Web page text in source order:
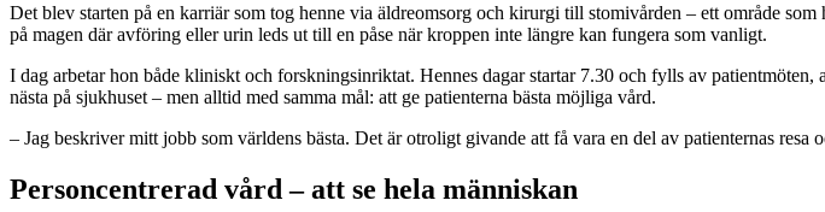
Det blev starten på en karriär som tog henne via äldreomsorg och kirurgi till stomivården – ett område
på magen där avföring eller urin leds ut till en påse när kroppen inte längre kan fungera som vanligt.
I dag arbetar hon både kliniskt och forskningsinriktat. Hennes dagar startar 7.30 och fylls av
nästa på sjukhuset – men alltid med samma mål: att ge patienterna bästa möjliga vård.
– Jag beskriver mitt jobb som världens bästa. Det är otroligt givande att få vara en del av patienternas resa
Personcentrerad vård – att se hela människan